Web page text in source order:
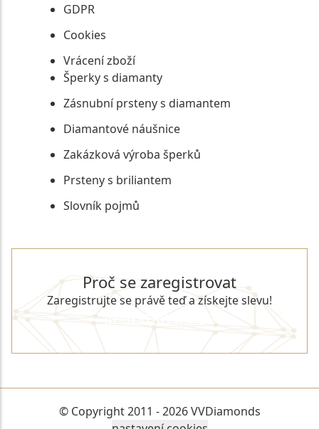
GDPR
Cookies
Vrácení zboží
Šperky s diamanty
Zásnubní prsteny s diamantem
Diamantové náušnice
Zakázková výroba šperků
Prsteny s briliantem
Slovník pojmů
Proč se zaregistrovat
Zaregistrujte se právě teď a získejte slevu!
REGISTROVAT SE
© Copyright 2011 - 2026 VVDiamonds